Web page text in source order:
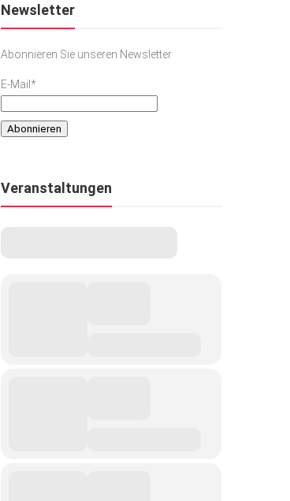
Newsletter
Abonnieren Sie unseren Newsletter
E-Mail*
Veranstaltungen